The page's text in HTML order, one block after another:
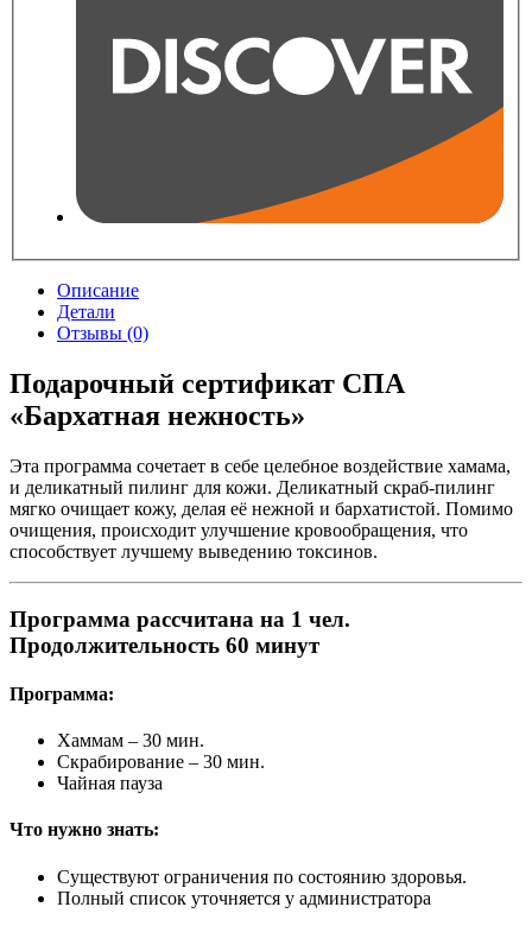
Описание
Детали
Отзывы (0)
Подарочный сертификат СПА
«Бархатная нежность»
Эта программа сочетает в себе целебное воздействие хамама,
и деликатный пилинг для кожи. Деликатный скраб-пилинг
мягко очищает кожу, делая её нежной и бархатистой. Помимо
очищения, происходит улучшение кровообращения, что
способствует лучшему выведению токсинов.
Программа рассчитана на 1 чел.
Продолжительность 60 минут
Программа:
Хаммам – 30 мин.
Скрабирование – 30 мин.
Чайная пауза
Что нужно знать:
Существуют ограничения по состоянию здоровья.
Полный список уточняется у администратора